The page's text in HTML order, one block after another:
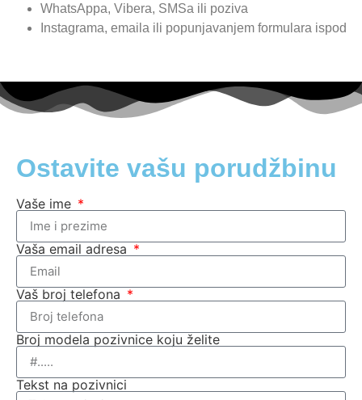
WhatsAppa, Vibera, SMSa ili poziva
Instagrama, emaila ili popunjavanjem formulara ispod
Ostavite vašu porudžbinu
Vaše ime
Vaša email adresa
Vaš broj telefona
Broj modela pozivnice koju želite
Tekst na pozivnici